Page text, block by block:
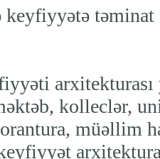
təminat
arxitekturası
kolleclər,
müəllim